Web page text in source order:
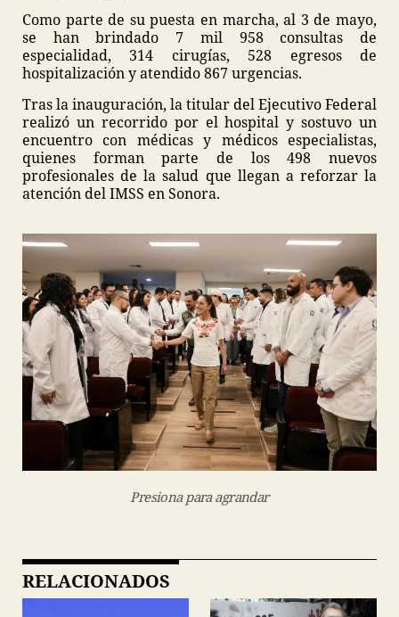
Como parte de su puesta en marcha, al 3 de mayo,
se han brindado 7 mil 958 consultas de
especialidad, 314 cirugías, 528 egresos de
hospitalización y atendido 867 urgencias.
Tras la inauguración, la titular del Ejecutivo Federal
realizó un recorrido por el hospital y sostuvo un
encuentro con médicas y médicos especialistas,
quienes forman parte de los 498 nuevos
profesionales de la salud que llegan a reforzar la
atención del IMSS en Sonora.
Presiona para agrandar
RELACIONADOS